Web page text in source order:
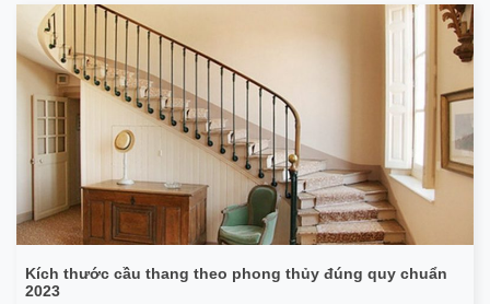
Kích thước cầu thang theo phong thủy đúng quy chuẩn
2023